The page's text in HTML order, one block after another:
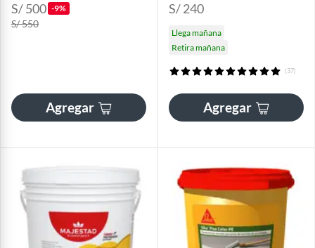
S/ 500 -9%
S/ 550
Agregar
S/ 240
Llega mañana
Retira mañana
(37)
Agregar